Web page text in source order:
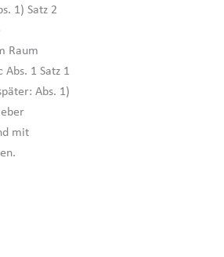
1) Satz 2
Raum
Abs. 1 Satz 1
Abs. 1)
mit